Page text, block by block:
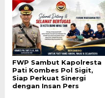
FWP Sambut Kapolresta
Pati Kombes Pol Sigit,
Siap Perkuat Sinergi
dengan Insan Pers